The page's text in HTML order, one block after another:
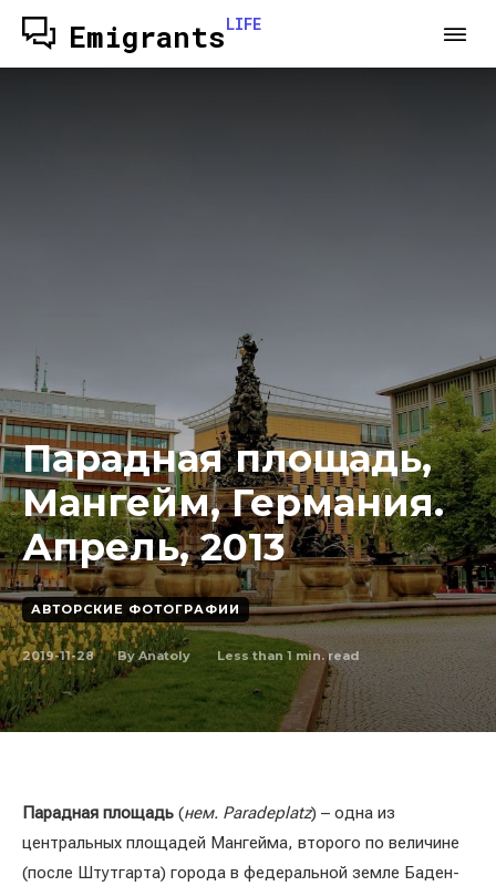
EmigrantsLIFE
Парадная площадь,
Мангейм, Германия.
Апрель, 2013
АВТОРСКИЕ ФОТОГРАФИИ
2019-11-28 By Anatoly Less than 1 min. read
Парадная площадь (нем. Paradeplatz) – одна из
центральных площадей Мангейма, второго по величине
(после Штутгарта) города в федеральной земле Баден-